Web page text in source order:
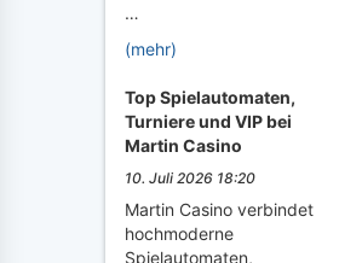
…
(mehr)
Top Spielautomaten,
Turniere und VIP bei
Martin Casino
10. Juli 2026 18:20
Martin Casino verbindet
hochmoderne
Spielautomaten,